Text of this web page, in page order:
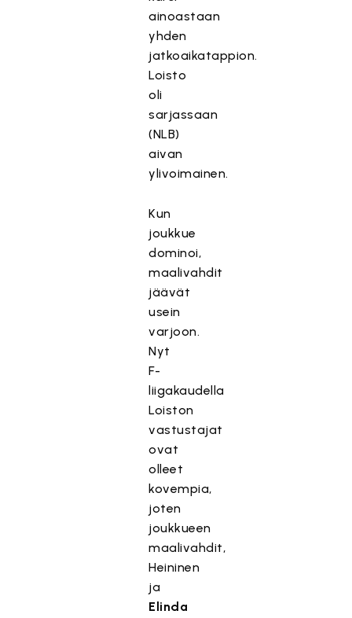
ainoastaan
yhden
jatkoaikatappion.
Loisto
oli
sarjassaan
(NLB)
aivan
ylivoimainen.
Kun
joukkue
dominoi,
maalivahdit
jäävät
usein
varjoon.
Nyt
F-
liigakaudella
Loiston
vastustajat
ovat
olleet
kovempia,
joten
joukkueen
maalivahdit,
Heininen
ja
Elinda